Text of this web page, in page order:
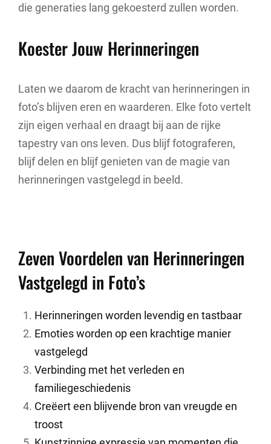
die generaties lang gekoesterd zullen worden.
Koester Jouw Herinneringen
Laten we daarom de kracht van herinneringen in
foto’s blijven eren en waarderen. Elke foto vertelt
zijn eigen verhaal en draagt bij aan de rijke
tapestry van ons leven. Dus blijf fotograferen,
blijf delen en blijf genieten van de magie van
herinneringen vastgelegd in beeld.
Zeven Voordelen van Herinneringen
Vastgelegd in Foto’s
Herinneringen worden levendig en tastbaar
Emoties worden op een krachtige manier
vastgelegd
Verbinding met het verleden en
familiegeschiedenis
Creëert een blijvende bron van vreugde en
troost